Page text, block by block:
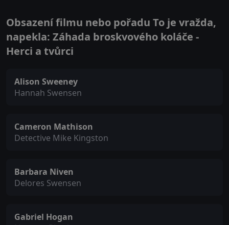
Obsazení filmu nebo pořadu To je vražda,
napekla: Záhada broskvového koláče -
Herci a tvůrci
Alison Sweeney
Hannah Swensen
Cameron Mathison
Detective Mike Kingston
Barbara Niven
Delores Swensen
Gabriel Hogan